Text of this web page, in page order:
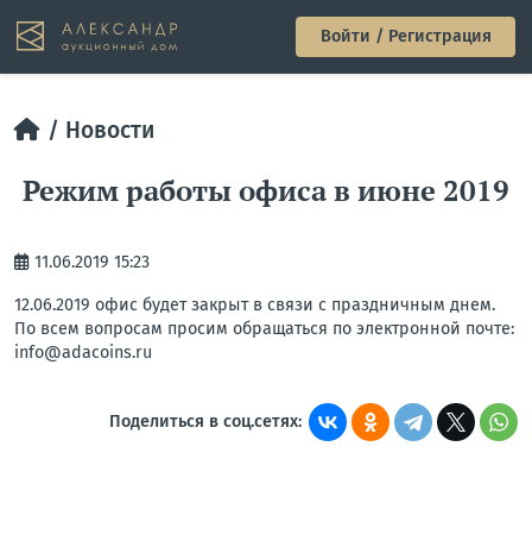
Войти / Регистрация
Новости
Режим работы офиса в июне 2019
11.06.2019 15:23
12.06.2019 офис будет закрыт в связи с праздничным днем.
По всем вопросам просим обращаться по электронной почте:
info@adacoins.ru
Поделиться в соц.сетях: